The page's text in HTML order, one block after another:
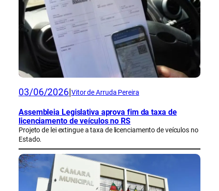
03/06/2026 Vitor de Arruda Pereira
Assembleia Legislativa aprova fim da taxa de
licenciamento de veículos no RS
Projeto de lei extingue a taxa de licenciamento de veículos no
Estado.